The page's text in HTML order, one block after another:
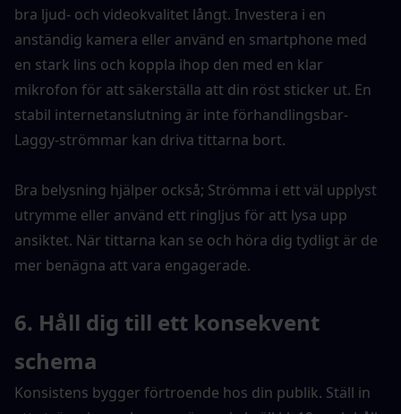
bra ljud- och videokvalitet långt. Investera i en
anständig kamera eller använd en smartphone med
en stark lins och koppla ihop den med en klar
mikrofon för att säkerställa att din röst sticker ut. En
stabil internetanslutning är inte förhandlingsbar-
Laggy-strömmar kan driva tittarna bort.
Bra belysning hjälper också; Strömma i ett väl upplyst
utrymme eller använd ett ringljus för att lysa upp
ansiktet. När tittarna kan se och höra dig tydligt är de
mer benägna att vara engagerade.
6. Håll dig till ett konsekvent
schema
Konsistens bygger förtroende hos din publik. Ställ in